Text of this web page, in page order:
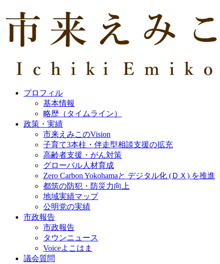
プロフィル
基本情報
略歴（タイムライン）
政策・実績
市来えみこのVision
子育て3本柱・伴走型相談支援の拡充
高齢者支援・がん対策
グローバル人材育成
Zero Carbon Yokohamaと デジタル化 (ＤＸ) を推進
都筑の防犯・防災力向上
地域実績マップ
公明党の実績
市政報告
市政報告
タウンニュース
Voiceよこはま
議会質問